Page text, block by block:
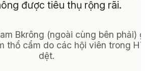
được tiêu thụ rộng rãi.
Bkrông (ngoài cùng bên phải)
thổ cẩm do các hội viên trong
dệt.